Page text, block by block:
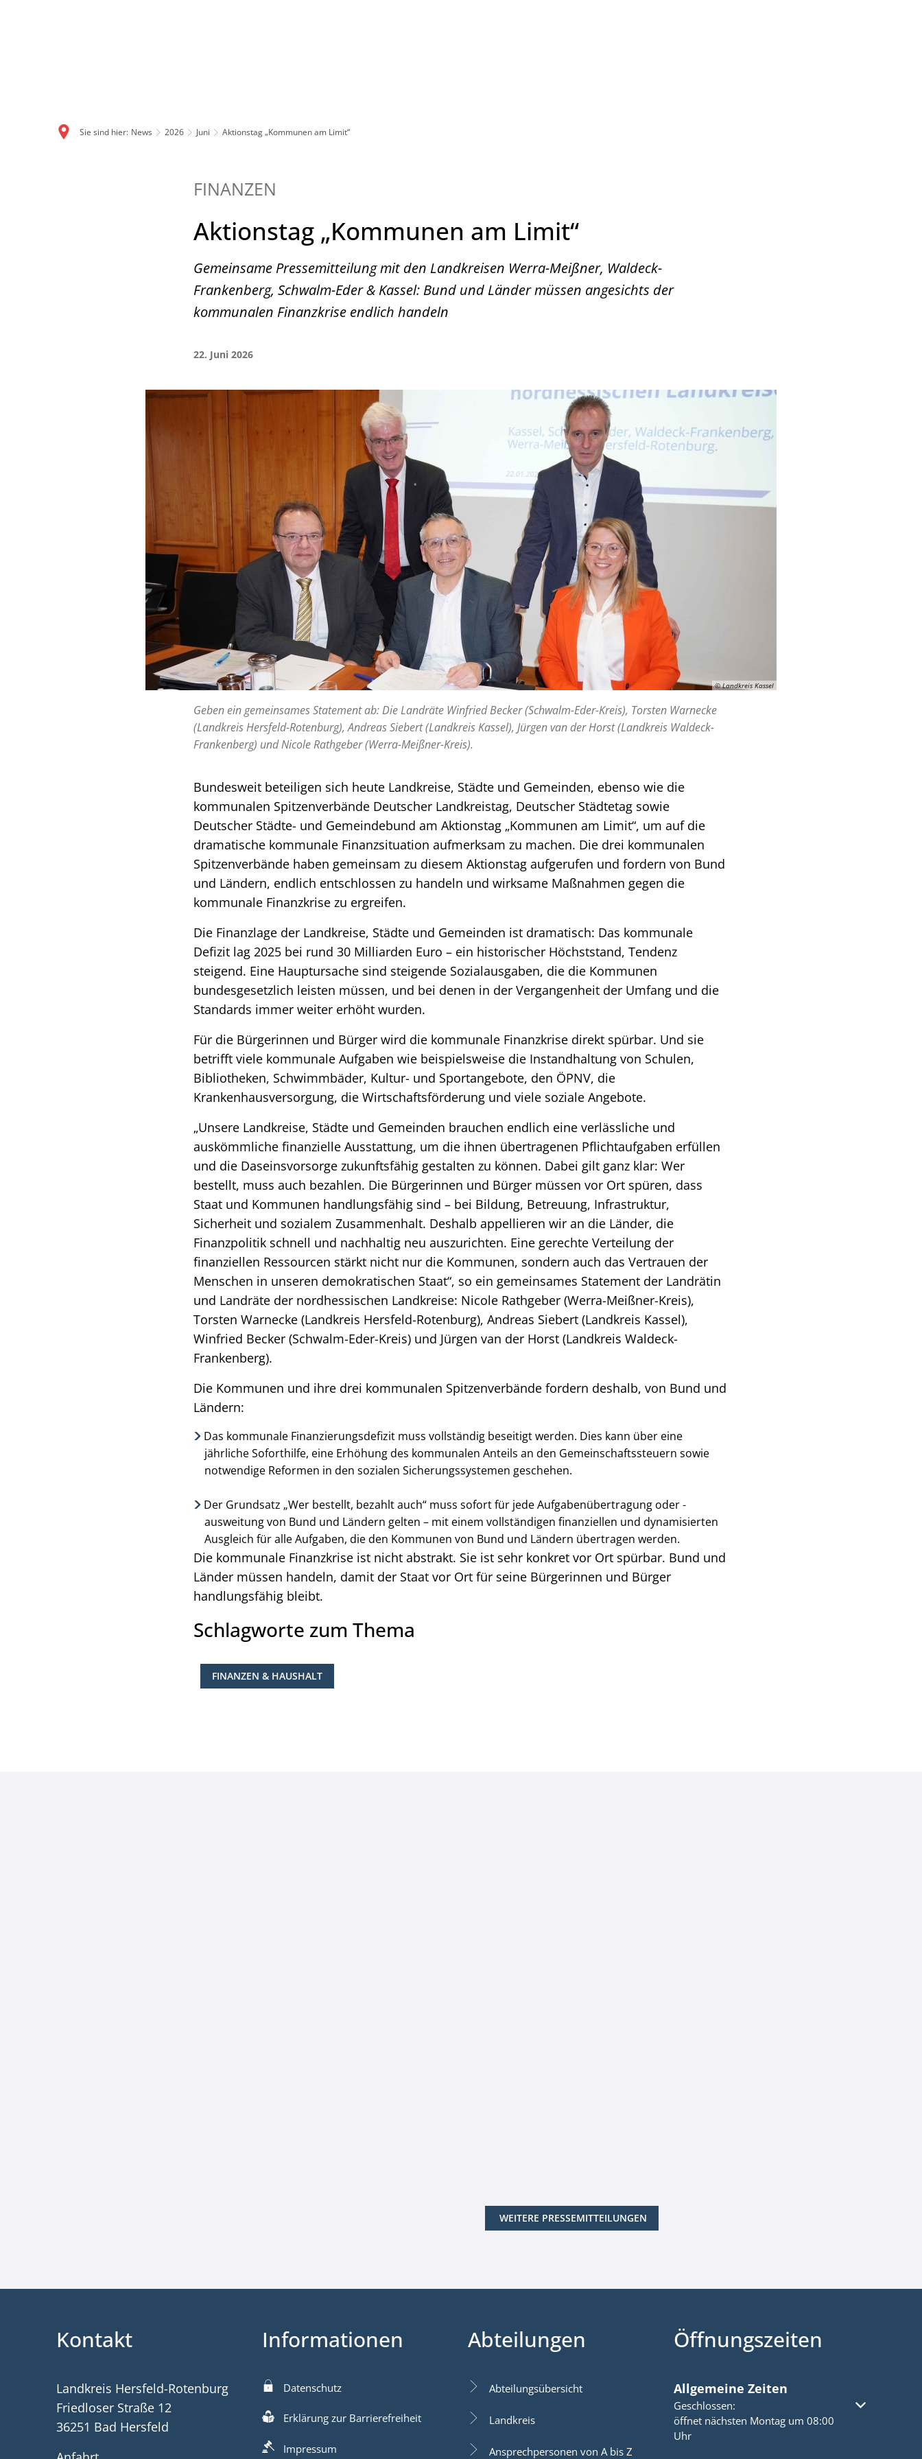
Sie sind hier: News 2026 Juni Aktionstag „Kommunen am Limit“
FINANZEN
Aktionstag „Kommunen am Limit“
Gemeinsame Pressemitteilung mit den Landkreisen Werra-Meißner, Waldeck-
Frankenberg, Schwalm-Eder & Kassel: Bund und Länder müssen angesichts der
kommunalen Finanzkrise endlich handeln
22. Juni 2026
© Landkreis Kassel
Geben ein gemeinsames Statement ab: Die Landräte Winfried Becker (Schwalm-Eder-Kreis), Torsten Warnecke
(Landkreis Hersfeld-Rotenburg), Andreas Siebert (Landkreis Kassel), Jürgen van der Horst (Landkreis Waldeck-
Frankenberg) und Nicole Rathgeber (Werra-Meißner-Kreis).
Bundesweit beteiligen sich heute Landkreise, Städte und Gemeinden, ebenso wie die
kommunalen Spitzenverbände Deutscher Landkreistag, Deutscher Städtetag sowie
Deutscher Städte- und Gemeindebund am Aktionstag „Kommunen am Limit“, um auf die
dramatische kommunale Finanzsituation aufmerksam zu machen. Die drei kommunalen
Spitzenverbände haben gemeinsam zu diesem Aktionstag aufgerufen und fordern von Bund
und Ländern, endlich entschlossen zu handeln und wirksame Maßnahmen gegen die
kommunale Finanzkrise zu ergreifen.
Die Finanzlage der Landkreise, Städte und Gemeinden ist dramatisch: Das kommunale
Defizit lag 2025 bei rund 30 Milliarden Euro – ein historischer Höchststand, Tendenz
steigend. Eine Hauptursache sind steigende Sozialausgaben, die die Kommunen
bundesgesetzlich leisten müssen, und bei denen in der Vergangenheit der Umfang und die
Standards immer weiter erhöht wurden.
Für die Bürgerinnen und Bürger wird die kommunale Finanzkrise direkt spürbar. Und sie
betrifft viele kommunale Aufgaben wie beispielsweise die Instandhaltung von Schulen,
Bibliotheken, Schwimmbäder, Kultur- und Sportangebote, den ÖPNV, die
Krankenhausversorgung, die Wirtschaftsförderung und viele soziale Angebote.
„Unsere Landkreise, Städte und Gemeinden brauchen endlich eine verlässliche und
auskömmliche finanzielle Ausstattung, um die ihnen übertragenen Pflichtaufgaben erfüllen
und die Daseinsvorsorge zukunftsfähig gestalten zu können. Dabei gilt ganz klar: Wer
bestellt, muss auch bezahlen. Die Bürgerinnen und Bürger müssen vor Ort spüren, dass
Staat und Kommunen handlungsfähig sind – bei Bildung, Betreuung, Infrastruktur,
Sicherheit und sozialem Zusammenhalt. Deshalb appellieren wir an die Länder, die
Finanzpolitik schnell und nachhaltig neu auszurichten. Eine gerechte Verteilung der
finanziellen Ressourcen stärkt nicht nur die Kommunen, sondern auch das Vertrauen der
Menschen in unseren demokratischen Staat“, so ein gemeinsames Statement der Landrätin
und Landräte der nordhessischen Landkreise: Nicole Rathgeber (Werra-Meißner-Kreis),
Torsten Warnecke (Landkreis Hersfeld-Rotenburg), Andreas Siebert (Landkreis Kassel),
Winfried Becker (Schwalm-Eder-Kreis) und Jürgen van der Horst (Landkreis Waldeck-
Frankenberg).
Die Kommunen und ihre drei kommunalen Spitzenverbände fordern deshalb, von Bund und
Ländern:
Das kommunale Finanzierungsdefizit muss vollständig beseitigt werden. Dies kann über eine
jährliche Soforthilfe, eine Erhöhung des kommunalen Anteils an den Gemeinschaftssteuern sowie
notwendige Reformen in den sozialen Sicherungssystemen geschehen.
Der Grundsatz „Wer bestellt, bezahlt auch“ muss sofort für jede Aufgabenübertragung oder -
ausweitung von Bund und Ländern gelten – mit einem vollständigen finanziellen und dynamisierten
Ausgleich für alle Aufgaben, die den Kommunen von Bund und Ländern übertragen werden.
Die kommunale Finanzkrise ist nicht abstrakt. Sie ist sehr konkret vor Ort spürbar. Bund und
Länder müssen handeln, damit der Staat vor Ort für seine Bürgerinnen und Bürger
handlungsfähig bleibt.
Schlagworte zum Thema
FINANZEN & HAUSHALT
WEITERE PRESSEMITTEILUNGEN
Kontakt
Landkreis Hersfeld-Rotenburg
Friedloser Straße 12
36251 Bad Hersfeld
Informationen
Datenschutz
Erklärung zur Barrierefreiheit
Impressum
Abteilungen
Abteilungsübersicht
Landkreis
Ansprechpersonen von A bis Z
Öffnungszeiten
Allgemeine Zeiten
Klicken, um weitere Öffnungs- oder Schließzeiten
Geschlossen:
öffnet nächsten Montag um 08:00
Uhr